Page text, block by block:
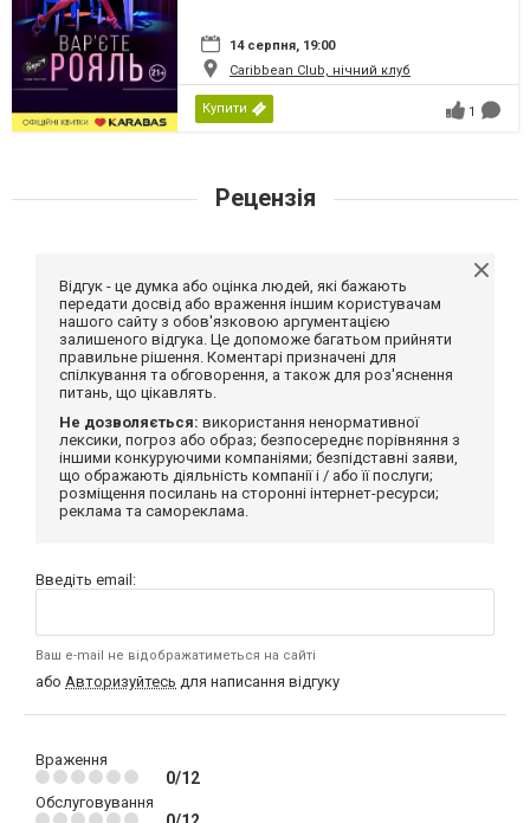
14 серпня, 19:00
Caribbean Club, нічний клуб
Купити 1
Рецензія
Відгук - це думка або оцінка людей, які бажають
передати досвід або враження іншим користувачам
нашого сайту з обов'язковою аргументацією
залишеного відгука. Це допоможе багатьом прийняти
правильне рішення. Коментарі призначені для
спілкування та обговорення, а також для роз'яснення
питань, що цікавлять.
Не дозволяється: використання ненормативної
лексики, погроз або образ; безпосереднє порівняння з
іншими конкуруючими компаніями; безпідставні заяви,
що ображають діяльність компанії і / або її послуги;
розміщення посилань на сторонні інтернет-ресурси;
реклама та самореклама.
Введіть email:
Ваш e-mail не відображатиметься на сайті
або Авторизуйтесь для написання відгуку
Враження
0/12
Обслуговування